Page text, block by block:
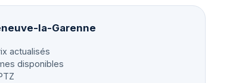
la-Garenne
actualisés
disponibles